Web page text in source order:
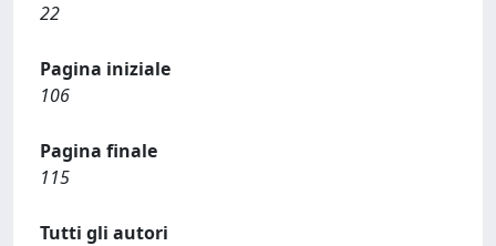
22
Pagina iniziale
106
Pagina finale
115
Tutti gli autori